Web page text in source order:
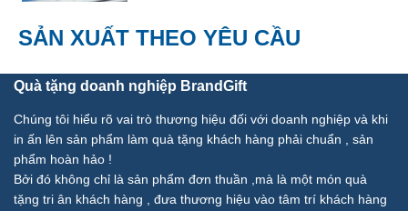
SẢN XUẤT THEO YÊU CẦU
Quà tặng doanh nghiệp BrandGift
Chúng tôi hiểu rõ vai trò thương hiệu đối với doanh nghiệp và khi
in ấn lên sản phẩm làm quà tặng khách hàng phải chuẩn , sản
phẩm hoàn hảo !
Bởi đó không chỉ là sản phẩm đơn thuần ,mà là một món quà
tặng tri ân khách hàng , đưa thương hiệu vào tâm trí khách hàng